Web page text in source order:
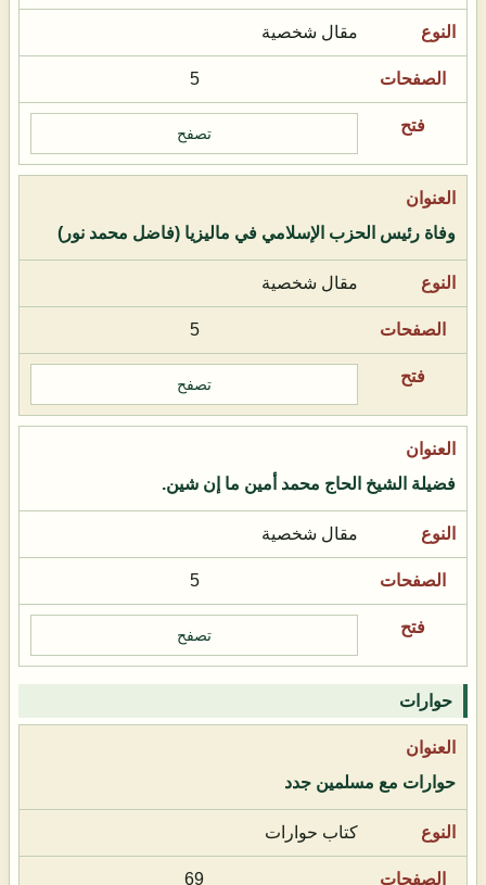
مقال شخصية
5
تصفح
وفاة رئيس الحزب الإسلامي في ماليزيا (فاضل محمد نور)
مقال شخصية
5
تصفح
فضيلة الشيخ الحاج محمد أمين ما إن شين.
مقال شخصية
5
تصفح
حوارات
حوارات مع مسلمين جدد
كتاب حوارات
69